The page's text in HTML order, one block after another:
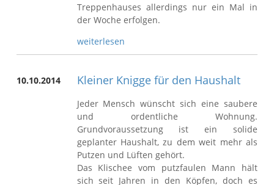
Treppenhauses allerdings nur ein Mal in
der Woche erfolgen.
weiterlesen
10.10.2014 Kleiner Knigge für den Haushalt
Jeder Mensch wünscht sich eine saubere
und ordentliche Wohnung.
Grundvoraussetzung ist ein solide
geplanter Haushalt, zu dem weit mehr als
Putzen und Lüften gehört.
Das Klischee vom putzfaulen Mann hält
sich seit Jahren in den Köpfen, doch es